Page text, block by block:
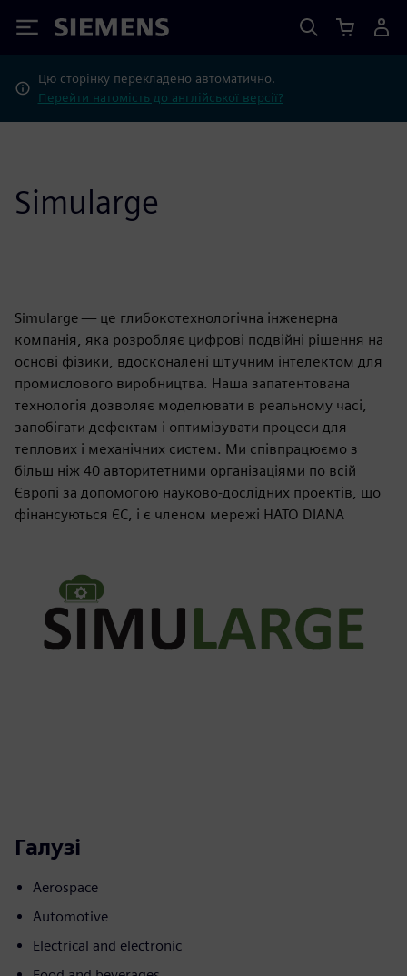
Siemens
Цю сторінку перекладено автоматично.
Перейти натомість до англійської версії?
Simularge
Simularge — це глибокотехнологічна інженерна
компанія, яка розробляє цифрові подвійні рішення на
основі фізики, вдосконалені штучним інтелектом для
промислового виробництва. Наша запатентована
технологія дозволяє моделювати в реальному часі,
запобігати дефектам і оптимізувати процеси для
теплових і механічних систем. Ми співпрацюємо з
більш ніж 40 авторитетними організаціями по всій
Європі за допомогою науково-дослідних проектів, що
фінансуються ЄС, і є членом мережі НАТО DIANA
Галузі
Aerospace
Automotive
Electrical and electronic